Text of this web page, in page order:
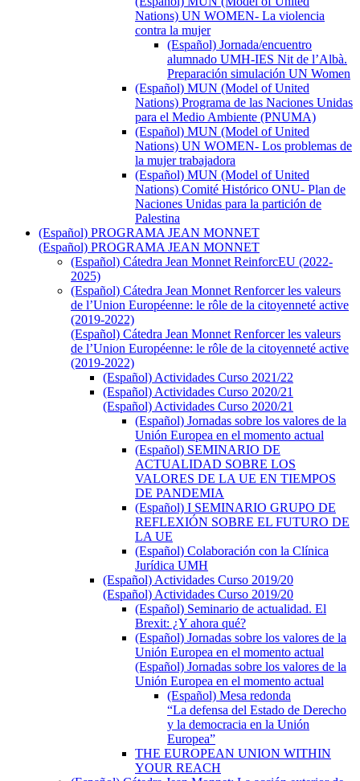
Nations) UN WOMEN- La violencia
contra la mujer
(Español) Jornada/encuentro
alumnado UMH-IES Nit de l’Albà.
Preparación simulación UN Women
(Español) MUN (Model of United
Nations) Programa de las Naciones Unidas
para el Medio Ambiente (PNUMA)
(Español) MUN (Model of United
Nations) UN WOMEN- Los problemas de
la mujer trabajadora
(Español) MUN (Model of United
Nations) Comité Histórico ONU- Plan de
Naciones Unidas para la partición de
Palestina
(Español) PROGRAMA JEAN MONNET
(Español) PROGRAMA JEAN MONNET
(Español) Cátedra Jean Monnet ReinforcEU (2022-
2025)
(Español) Cátedra Jean Monnet Renforcer les valeurs
de l’Union Européenne: le rôle de la citoyenneté active
(2019-2022)
(Español) Cátedra Jean Monnet Renforcer les valeurs
de l’Union Européenne: le rôle de la citoyenneté active
(2019-2022)
(Español) Actividades Curso 2021/22
(Español) Actividades Curso 2020/21
(Español) Actividades Curso 2020/21
(Español) Jornadas sobre los valores de la
Unión Europea en el momento actual
(Español) SEMINARIO DE
ACTUALIDAD SOBRE LOS
VALORES DE LA UE EN TIEMPOS
DE PANDEMIA
(Español) I SEMINARIO GRUPO DE
REFLEXIÓN SOBRE EL FUTURO DE
LA UE
(Español) Colaboración con la Clínica
Jurídica UMH
(Español) Actividades Curso 2019/20
(Español) Actividades Curso 2019/20
(Español) Seminario de actualidad. El
Brexit: ¿Y ahora qué?
(Español) Jornadas sobre los valores de la
Unión Europea en el momento actual
(Español) Jornadas sobre los valores de la
Unión Europea en el momento actual
(Español) Mesa redonda
“La defensa del Estado de Derecho
y la democracia en la Unión
Europea”
THE EUROPEAN UNION WITHIN
YOUR REACH